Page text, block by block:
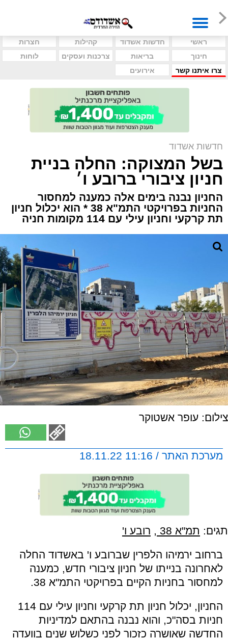
ראשי חדשות אשדוד קהילות
חצרות
חינוך
בריאות צרכנות ועסקים
לוחות
צרו איתנו קשר
אירועים
חדשות אשדוד
בשל המצוקה: החלה בניית
חניון ציבורי ברובע ו׳
החניון נבנה בימים אלה כמענה למחסור
החניות בפרויקטי התמ"א 38 * הוא יכלול חניון
תת קרקעי וחניון עילי עם 114 מקומות חניה
צילום: עופר אשטוקר
מערכת האתר / 11:16 18.11.22
תגים: תמ"א 38 , רובע ו'
ברחוב ירמיהו הלפרין שברובע ו' באשדוד החלה
לאחרונה בנייתו של חניון ציבורי חדש, כמענה
למחסור בחניות הקיים בפרויקטי התמ"א 38.
החניון, יכלול חניון תת קרקעי וחניון עילי עם 114
חניות בסה"כ, והוא נבנה בהתאם למדיניות
החדשה שאושרה כזכור לפני כשלוש שנים בוועדה